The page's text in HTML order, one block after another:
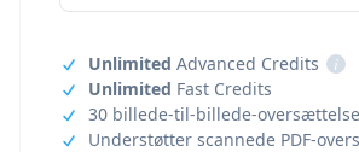
Unlimited Advanced Credits
i
Unlimited Fast Credits
30 billede-til-billede-
Understøtter scannede PDF-